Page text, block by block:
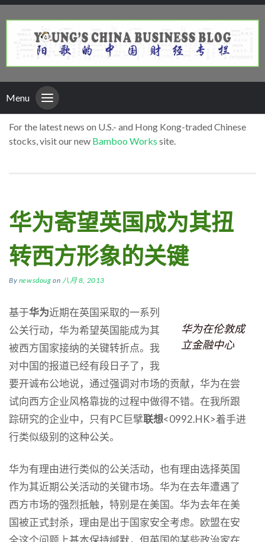
Menu
For the latest news on U.S.- and Hong Kong-traded Chinese
stocks, visit our new Bamboo Works site.
华为寄望英国成为其扭
转西方形象的关键
By newsdoug on 八月 8, 2013
华为在伦敦成
立金融中心
基于华为近期在英国采取的一系列
公关行动，华为希望英国能成为其
被西方国家接纳的关键转折点。我
对中国的报道已经有段日子了，我
要开诚布公地说，通过强调对市场的贡献，华为在尝
试向西方企业风格靠拢的过程中做得不错。在我所跟
踪研究的企业中，只有PC巨擘联想<0992.HK>着手进
行类似级别的这种公关。
华为有理由进行类似的公关活动，也有理由选择英国
作为其近期公关活动的关键市场。华为在去年遭遇了
西方市场的强烈抵触，特别是在美国。华为去年在美
国被正式封杀，理由是出于国家安全考虑。欧盟在安